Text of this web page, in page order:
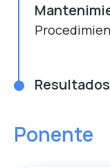
Ponente